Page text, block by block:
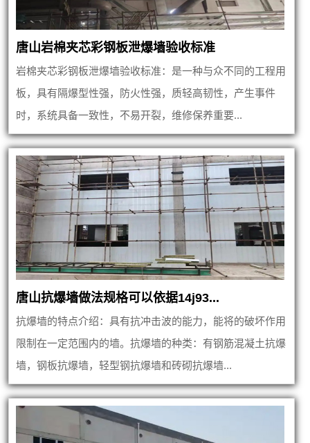
唐山岩棉夹芯彩钢板泄爆墙验收标准
岩棉夹芯彩钢板泄爆墙验收标准：是一种与众不同的工程用
板，具有隔爆型性强，防火性强，质轻高韧性，产生事件
时，系统具备一致性，不易开裂，维修保养重要...
唐山抗爆墙做法规格可以依据14j93...
抗爆墙的特点介绍：具有抗冲击波的能力，能将的破坏作用
限制在一定范围内的墙。抗爆墙的种类：有钢筋混凝土抗爆
墙，钢板抗爆墙，轻型钢抗爆墙和砖砌抗爆墙...